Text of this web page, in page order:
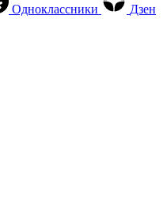
Одноклассники
Дзен